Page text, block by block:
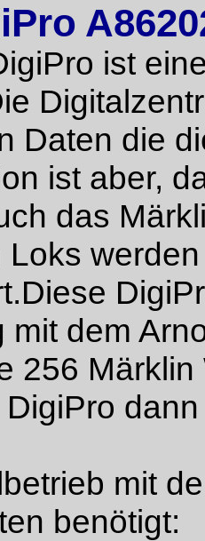
ist
Daten die
ist aber,
das
Loks
mit dem
256
mit
benötigt: